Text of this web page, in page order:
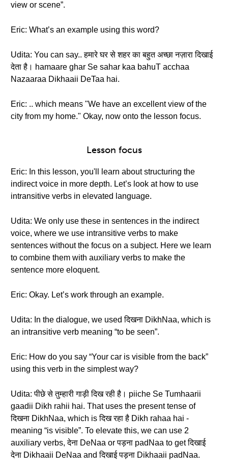
view or scene”.
Eric: What’s an example using this word?
Udita: You can say.. हमारे घर से शहर का बहुत अच्छा नज़ारा दिखाई
देता है। hamaare ghar Se sahar kaa bahuT acchaa
Nazaaraa Dikhaaii DeTaa hai.
Eric: .. which means "We have an excellent view of the
city from my home." Okay, now onto the lesson focus.
Lesson focus
Eric: In this lesson, you'll learn about structuring the
indirect voice in more depth. Let’s look at how to use
intransitive verbs in elevated language.
Udita: We only use these in sentences in the indirect
voice, where we use intransitive verbs to make
sentences without the focus on a subject. Here we learn
to combine them with auxiliary verbs to make the
sentence more eloquent.
Eric: Okay. Let’s work through an example.
Udita: In the dialogue, we used दिखना DikhNaa, which is
an intransitive verb meaning “to be seen”.
Eric: How do you say “Your car is visible from the back”
using this verb in the simplest way?
Udita: पीछे से तुम्हारी गाड़ी दिख रही है। piiche Se Tumhaarii
gaadii Dikh rahii hai. That uses the present tense of
दिखना DikhNaa, which is दिख रहा है Dikh rahaa hai -
meaning “is visible”. To elevate this, we can use 2
auxiliary verbs, देना DeNaa or पड़ना padNaa to get दिखाई
देना Dikhaaii DeNaa and दिखाई पड़ना Dikhaaii padNaa.